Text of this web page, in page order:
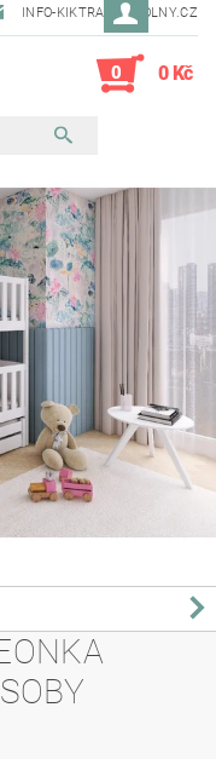
INFO-KIKTRADE@VOLNY.CZ
0 0 Kč